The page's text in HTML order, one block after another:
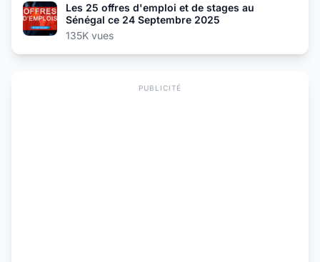
Les 25 offres d'emploi et de stages au
Sénégal ce 24 Septembre 2025
135K vues
PUBLICITÉ